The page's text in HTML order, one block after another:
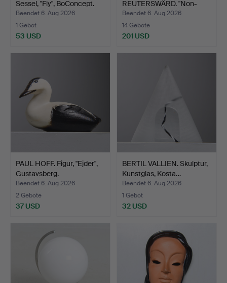
Sessel, "Fly", BoConcept.
Beendet 6. Aug 2026
1 Gebot
53 USD
REUTERSWÄRD. "Non-
Violence", …
Beendet 6. Aug 2026
14 Gebote
201 USD
PAUL HOFF. Figur, "Ejder",
Gustavsberg.
Beendet 6. Aug 2026
2 Gebote
37 USD
BERTIL VALLIEN. Skulptur,
Kunstglas, Kosta…
Beendet 6. Aug 2026
1 Gebot
32 USD